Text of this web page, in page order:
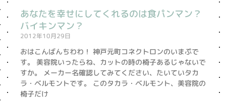
あなたを幸せにしてくれるのは食パンマン？
バイキンマン？
2012年10月29日
おはこんばんちわわ！ 神戸元町コネクトロンのいまぷで
す。 美容院いったらね、カットの時の椅子あるじゃないで
すか。 メーカー名確認してみてください、たいていタカ
ラ・ベルモントです。 このタカラ・ベルモント、美容院の
椅子だけ